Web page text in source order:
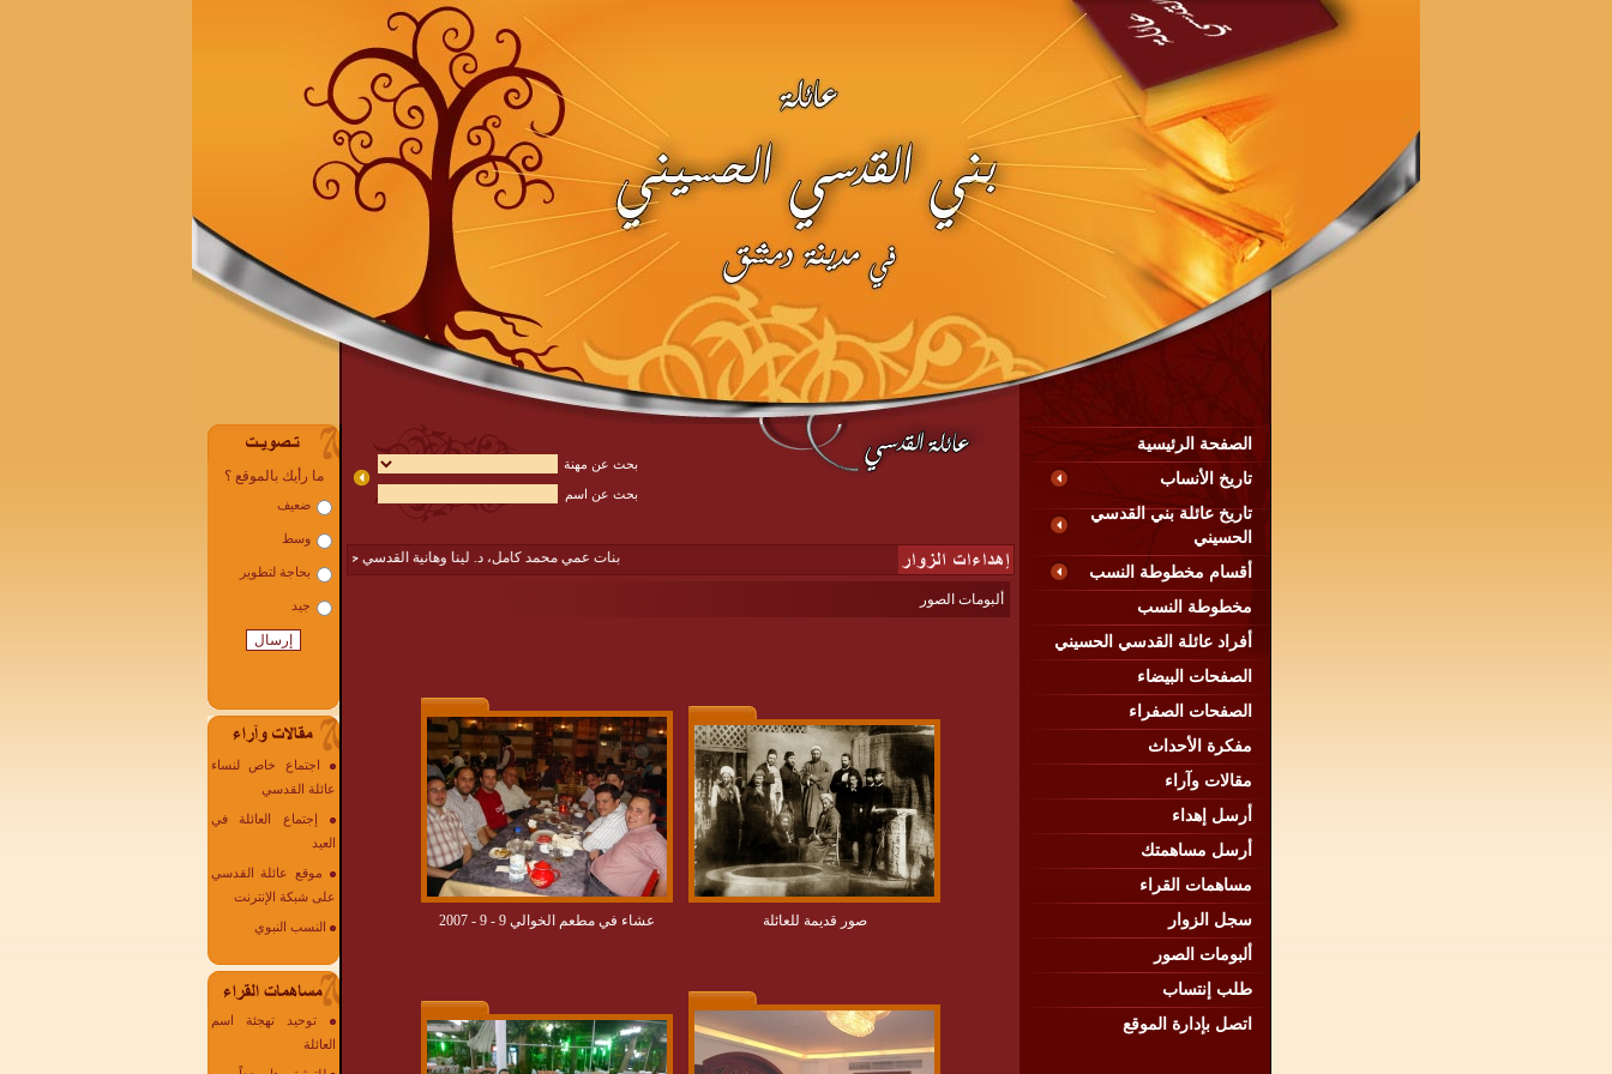
اجتماع خاص لنساء
عائلة القدسي
إجتماع العائلة في
العيد
موقع عائلة القدسي
على شبكة الإنترنت
النسب النبوي
توحيد تهجئة اسم
العائلة
بحث عن مهنة
بحث عن اسم
بنات عمي محمد كامل، د. لينا وهانية القدسي حجاً مبروراً : امل القدسي
ألبومات الصور
صور قديمة للعائلة عشاء في مطعم الخوالي 9 - 9 - 2007
الصفحة الرئيسية
تاريخ الأنساب
تاريخ عائلة بني القدسي
الحسيني
أقسام مخطوطة النسب
مخطوطة النسب
أفراد عائلة القدسي الحسيني
الصفحات البيضاء
الصفحات الصفراء
مفكرة الأحداث
مقالات وآراء
أرسل إهداء
أرسل مساهمتك
مساهمات القراء
سجل الزوار
ألبومات الصور
طلب إنتساب
اتصل بإدارة الموقع